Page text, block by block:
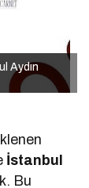
Aydın
Aydın
İstanbul
Bu